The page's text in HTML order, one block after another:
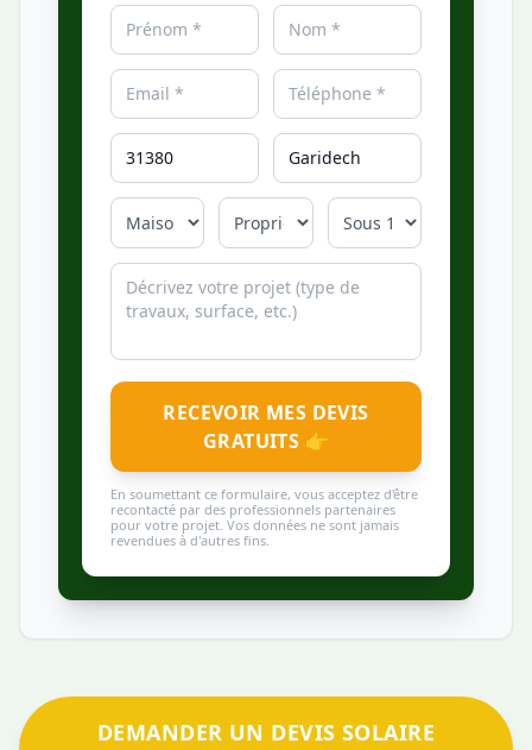
RECEVOIR MES DEVIS
GRATUITS 👉
En soumettant ce formulaire, vous acceptez d'être
recontacté par des professionnels partenaires
pour votre projet. Vos données ne sont jamais
revendues à d'autres fins.
DEMANDER UN DEVIS SOLAIRE